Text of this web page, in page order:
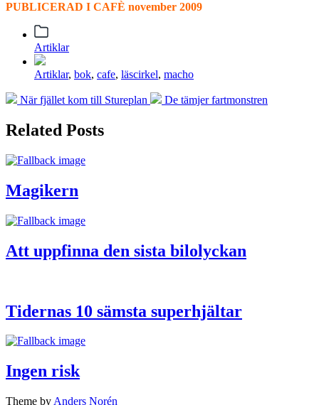
PUBLICERAD I CAFÈ november 2009
Posted
in
Artiklar
Tagged
Artiklar, bok, cafe, läscirkel, macho
Previous
När fjället kom till Stureplan
Next
De tämjer fartmonstren
Related Posts
Magikern
Att uppfinna den sista bilolyckan
Tidernas 10 sämsta superhjältar
Ingen risk
Theme by Anders Norén